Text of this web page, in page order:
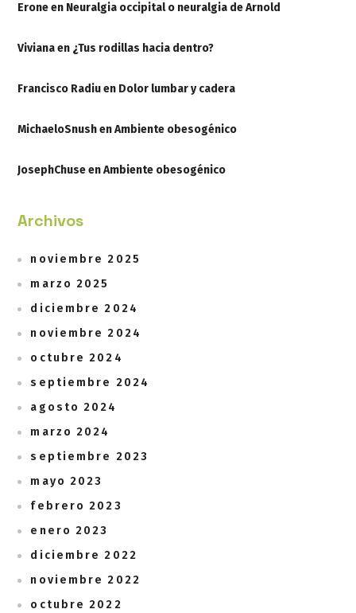
Eroneen Neuralgia occipital o neuralgia de Arnold
Vivianaen ¿Tus rodillas hacia dentro?
Francisco Radiuen Dolor lumbar y cadera
MichaeloSnushenAmbiente obesogénico
JosephChuseenAmbiente obesogénico
Archivos
noviembre 2025
marzo 2025
diciembre 2024
noviembre 2024
octubre 2024
septiembre 2024
agosto 2024
marzo 2024
septiembre 2023
mayo 2023
febrero 2023
enero 2023
diciembre 2022
noviembre 2022
octubre 2022